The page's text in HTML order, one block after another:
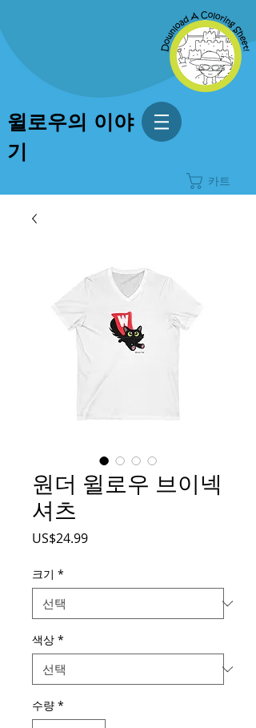
윌로우의 이야
기
카트
원더 윌로우 브이넥
셔츠
US$24.99가
크기 *
색상 *
수량 *